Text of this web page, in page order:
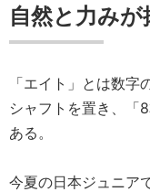
自然と力みが
「エイト」とは数
シャフトを置き、「
ある。
今夏の日本ジュニア